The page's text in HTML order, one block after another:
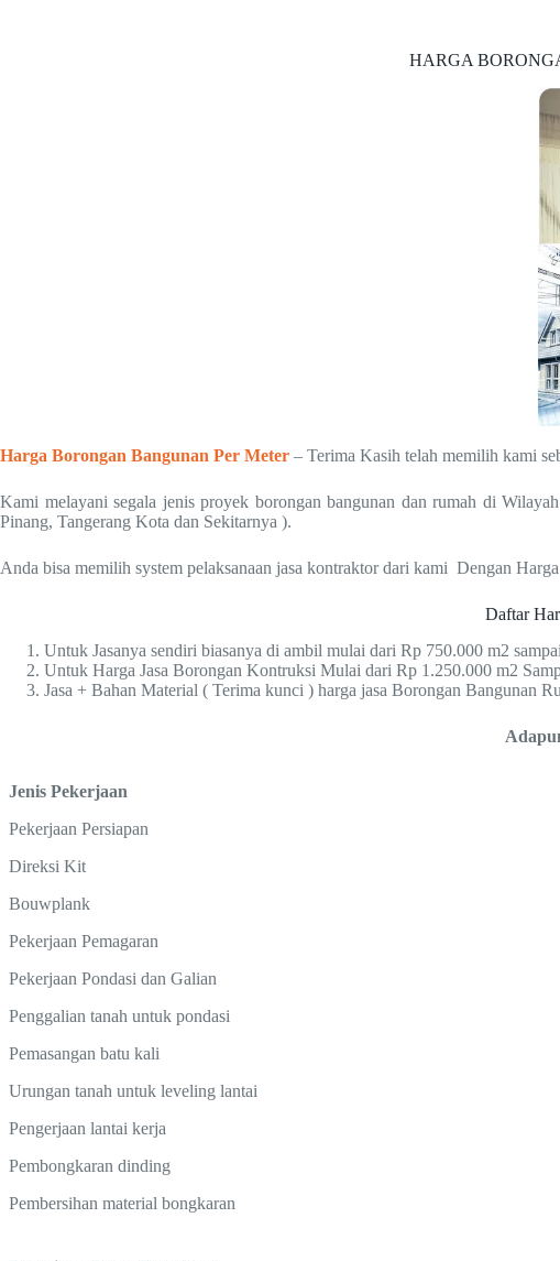
HARGA
Harga Borongan Bangunan Per Meter – Terima Kasih telah memilih kami
Kami melayani segala jenis proyek borongan bangunan dan rumah di
Pinang, Tangerang Kota dan Sekitarnya ).
Anda bisa memilih system pelaksanaan jasa kontraktor dari kami Dengan
Daftar
Untuk Jasanya sendiri biasanya di ambil mulai dari Rp 750.000 m2
Untuk Harga Jasa Borongan Kontruksi Mulai dari Rp 1.250.000 m2
Jasa + Bahan Material ( Terima kunci ) harga jasa Borongan Bangunan
Jenis Pekerjaan
Pekerjaan Persiapan
Direksi Kit
Bouwplank
Pekerjaan Pemagaran
Pekerjaan Pondasi dan Galian
Penggalian tanah untuk pondasi
Pemasangan batu kali
Urungan tanah untuk leveling lantai
Pengerjaan lantai kerja
Pembongkaran dinding
Pembersihan material bongkaran